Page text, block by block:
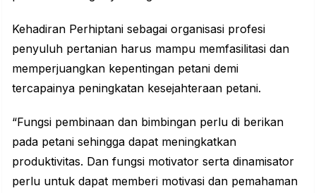
Kehadiran Perhiptani sebagai organisasi profesi
penyuluh pertanian harus mampu memfasilitasi dan
memperjuangkan kepentingan petani demi
tercapainya peningkatan kesejahteraan petani.
“Fungsi pembinaan dan bimbingan perlu di berikan
pada petani sehingga dapat meningkatkan
produktivitas. Dan fungsi motivator serta dinamisator
perlu untuk dapat memberi motivasi dan pemahaman